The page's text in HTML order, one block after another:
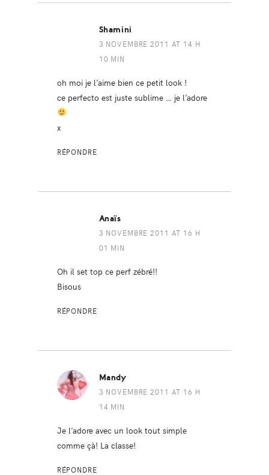
Shamini
3 NOVEMBRE 2011 AT 14 H
10 MIN
oh moi je l’aime bien ce petit look !
ce perfecto est juste sublime … je l’adore
x
RÉPONDRE
Anaïs
3 NOVEMBRE 2011 AT 16 H
01 MIN
Oh il set top ce perf zébré!!
Bisous
RÉPONDRE
Mandy
3 NOVEMBRE 2011 AT 16 H
14 MIN
Je l’adore avec un look tout simple
comme çà! La classe!
RÉPONDRE